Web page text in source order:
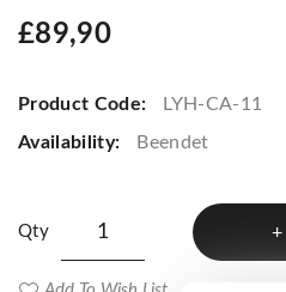
£89,90
Product Code:
LYH-CA-11
Availability:
Beendet
Qty